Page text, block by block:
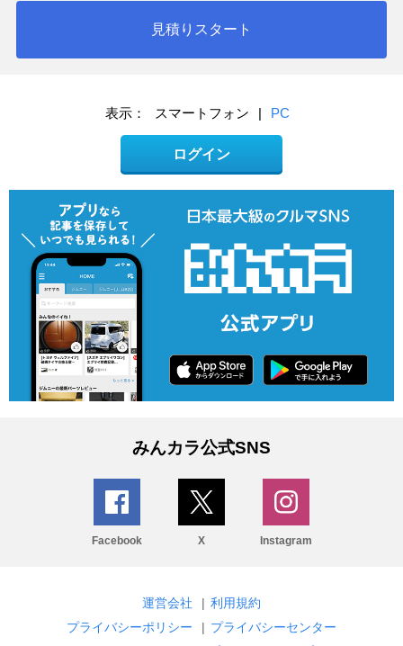
見積りスタート
表示： スマートフォン PC
ログイン
みんカラ公式SNS
Facebook X Instagram
運営会社 | 利用規約
プライバシーポリシー
| プライバシーセンター